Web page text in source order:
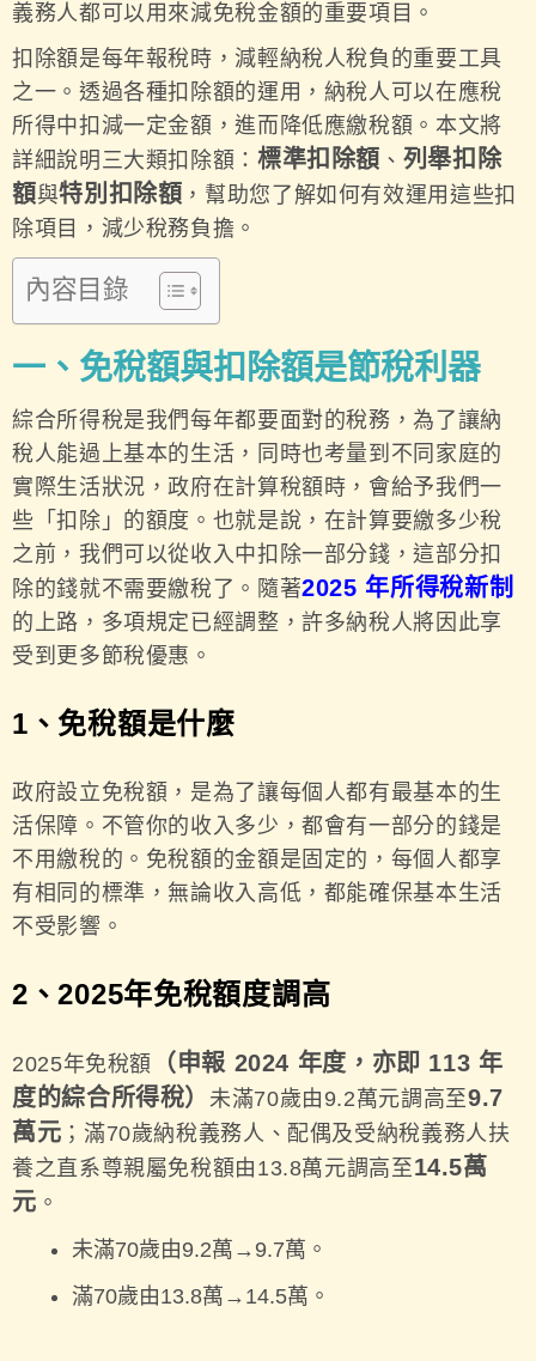
義務人都可以用來減免稅金額的重要項目。
扣除額是每年報稅時，減輕納稅人稅負的重要工具
之一。透過各種扣除額的運用，納稅人可以在應稅
所得中扣減一定金額，進而降低應繳稅額。本文將
詳細說明三大類扣除額： 標準扣除額 、 列舉扣除
額與特別扣除額 ，幫助您了解如何有效運用這些扣
除項目，減少稅務負擔。
內容目錄
一、免稅額與扣除額是節稅利器
綜合所得稅是我們每年都要面對的稅務，為了讓納
稅人能過上基本的生活，同時也考量到不同家庭的
實際生活狀況，政府在計算稅額時，會給予我們一
些「扣除」的額度。也就是說，在計算要繳多少稅
之前，我們可以從收入中扣除一部分錢，這部分扣
除的錢就不需要繳稅了。隨著2025 年所得稅新制
的上路，多項規定已經調整，許多納稅人將因此享
受到更多節稅優惠。
1、免稅額是什麼
政府設立免稅額，是為了讓每個人都有最基本的生
活保障。不管你的收入多少，都會有一部分的錢是
不用繳稅的。免稅額的金額是固定的，每個人都享
有相同的標準，無論收入高低，都能確保基本生活
不受影響。
2、2025年免稅額度調高
2025年免稅額
（申報 2024 年度，亦即 113 年
度的綜合所得稅）未滿70歲由9.2萬元調高至9.7
萬元 ；滿70歲納稅義務人、配偶及受納稅義務人扶
養之直系尊親屬免稅額由13.8萬元調高至14.5萬
元 。
未滿70歲由9.2萬→9.7萬。
滿70歲由13.8萬→14.5萬。